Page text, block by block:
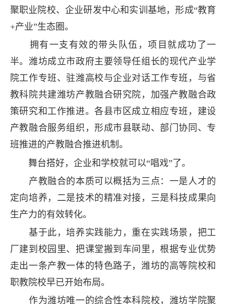
聚职业院校、企业研发中心和实训基地，形成“教育
+产业”生态圈。
拥有一支有效的带头队伍，项目就成功了一
半。潍坊成立市政府主要领导任组长的现代产业学
院工作专班、驻潍高校与企业对话工作专班，与省
教科院共建潍坊产教融合研究院，加强产教融合政
策研究和工作推进。各县市区成立相应专班，建设
产教融合服务组织，形成市县联动、部门协同、专
班推进的产教融合推进机制。
舞台搭好，企业和学校就可以“唱戏”了。
产教融合的本质可以概括为三点：一是人才的
定向培养，二是技术的精准对接，三是科技成果向
生产力的有效转化。
基于此，培养实践能力，重在实践场景，把工
厂建到校园里、把课堂搬到车间里，根据专业优势
走出一条产教一体的特色路子，潍坊的高等院校和
职教院校早已开始布局。
作为潍坊唯一的综合性本科院校，潍坊学院聚